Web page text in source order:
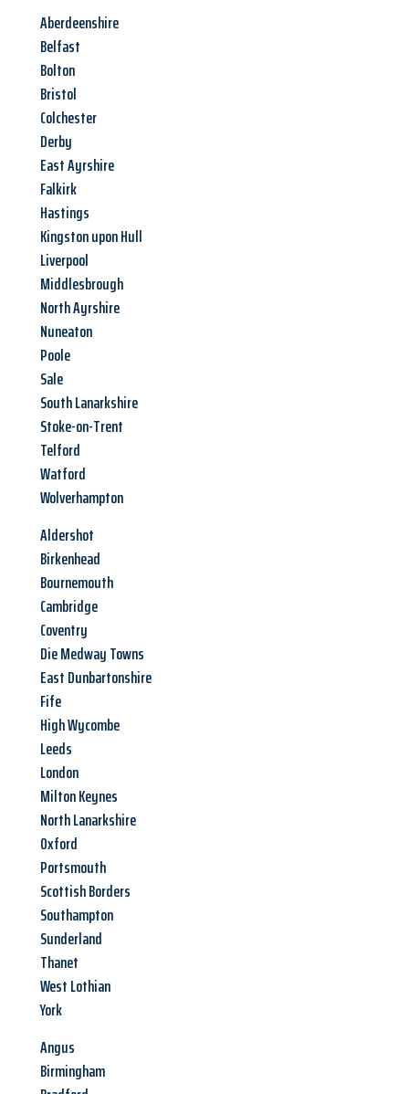
Aberdeenshire
Belfast
Bolton
Bristol
Colchester
Derby
East Ayrshire
Falkirk
Hastings
Kingston upon Hull
Liverpool
Middlesbrough
North Ayrshire
Nuneaton
Poole
Sale
South Lanarkshire
Stoke-on-Trent
Telford
Watford
Wolverhampton
Aldershot
Birkenhead
Bournemouth
Cambridge
Coventry
Die Medway Towns
East Dunbartonshire
Fife
High Wycombe
Leeds
London
Milton Keynes
North Lanarkshire
Oxford
Portsmouth
Scottish Borders
Southampton
Sunderland
Thanet
West Lothian
York
Angus
Birmingham